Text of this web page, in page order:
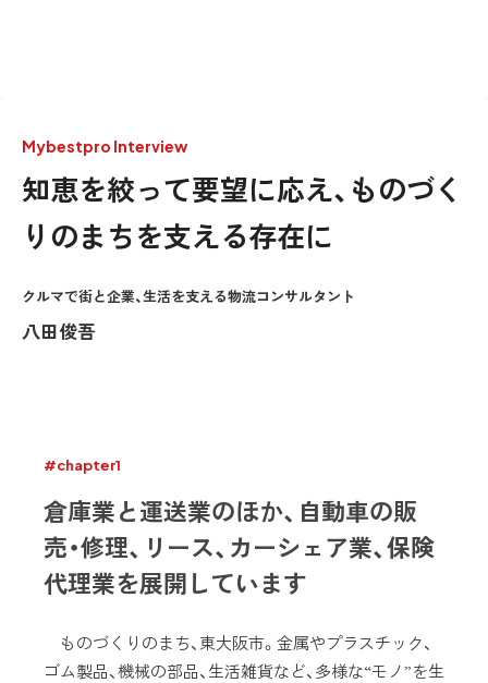
Mybestpro Interview
知恵を絞って要望に応え、ものづく
りのまちを支える存在に
クルマで街と企業、生活を支える物流コンサルタント
八田俊吾
#chapter1
倉庫業と運送業のほか、自動車の販
売・修理、リース、カーシェア業、保険
代理業を展開しています
ものづくりのまち、東大阪市。金属やプラスチック、
ゴム製品、機械の部品、生活雑貨など、多様な“モノ”を生